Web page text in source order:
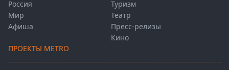
Россия
Мир
Афиша
Туризм
Театр
Пресс-релизы
Кино
ПРОЕКТЫ METRO